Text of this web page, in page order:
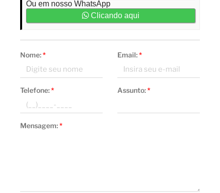
Ou em nosso WhatsApp
Clicando aqui
Nome:* Email:*
Telefone:* Assunto:*
Mensagem:*